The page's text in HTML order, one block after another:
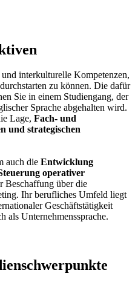
interkulturelle Kompetenzen,
zu können. Die dafür
Sie in einem Studiengang, der
Sprache abgehalten wird.
Lage, Fach- und
und strategischen
auch die Entwicklung
operativer
Beschaffung über die
Ihr berufliches Umfeld liegt
Geschäftstätigkeit
als Unternehmenssprache.